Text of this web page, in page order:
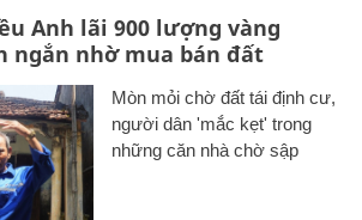
Anh lãi 900 lượng vàng
ngắn nhờ mua bán đất
Mòn mỏi chờ đất tái định cư,
người dân 'mắc kẹt' trong
những căn nhà chờ sập